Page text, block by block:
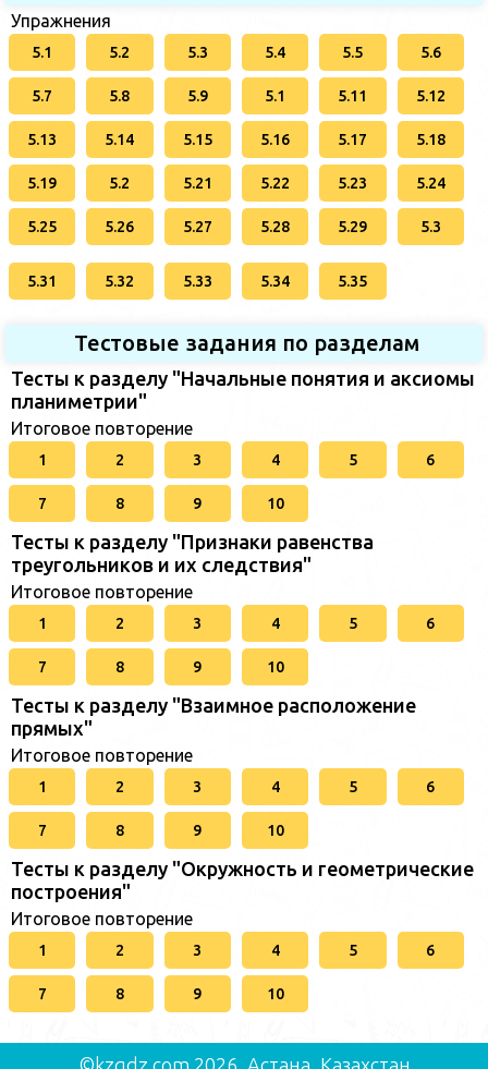
Упражнения
5.1 5.2 5.3 5.4 5.5 5.6
5.7 5.8 5.9 5.1 5.11 5.12
5.13 5.14 5.15 5.16 5.17 5.18
5.19 5.2 5.21 5.22 5.23 5.24
5.25 5.26 5.27 5.28 5.29 5.3
5.31 5.32 5.33 5.34 5.35
Тестовые задания по разделам
Тесты к разделу "Начальные понятия и аксиомы
планиметрии"
Итоговое повторение
1 2 3 4 5 6
7 8 9 10
Тесты к разделу "Признаки равенства
треугольников и их следствия"
Итоговое повторение
1 2 3 4 5 6
7 8 9 10
Тесты к разделу "Взаимное расположение
прямых"
Итоговое повторение
1 2 3 4 5 6
7 8 9 10
Тесты к разделу "Окружность и геометрические
построения"
Итоговое повторение
1 2 3 4 5 6
7 8 9 10
©kzgdz.com 2026, Астана, Казахстан